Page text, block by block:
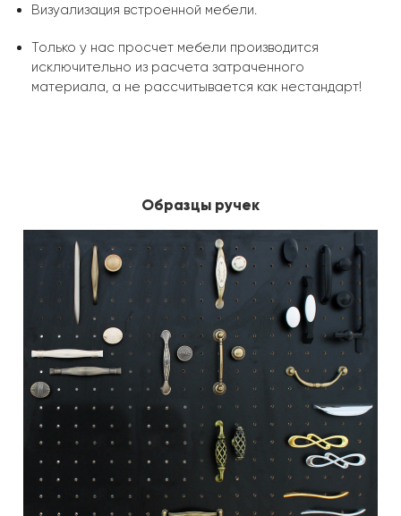
Визуализация встроенной мебели.
Только у нас просчет мебели производится
исключительно из расчета затраченного
материала, а не рассчитывается как нестандарт!
Образцы ручек